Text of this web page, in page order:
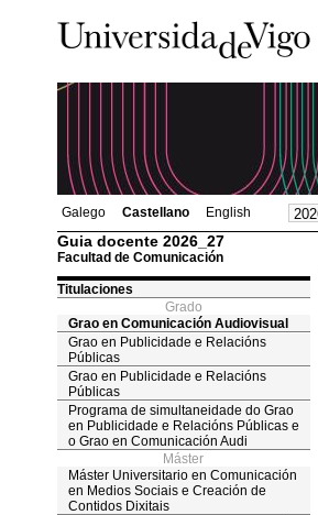
Galego Castellano English
Guia docente 2026_27
Facultad de Comunicación
Titulaciones
Grado
Grao en Comunicación Audiovisual
Grao en Publicidade e Relacións
Públicas
Grao en Publicidade e Relacións
Públicas
Programa de simultaneidade do Grao
en Publicidade e Relacións Públicas e
o Grao en Comunicación Audi
Máster
Máster Universitario en Comunicación
en Medios Sociais e Creación de
Contidos Dixitais